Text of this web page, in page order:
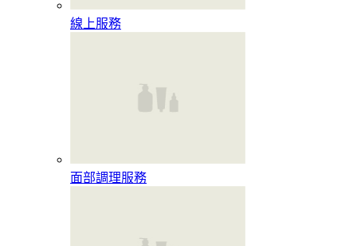
線上服務
面部調理服務